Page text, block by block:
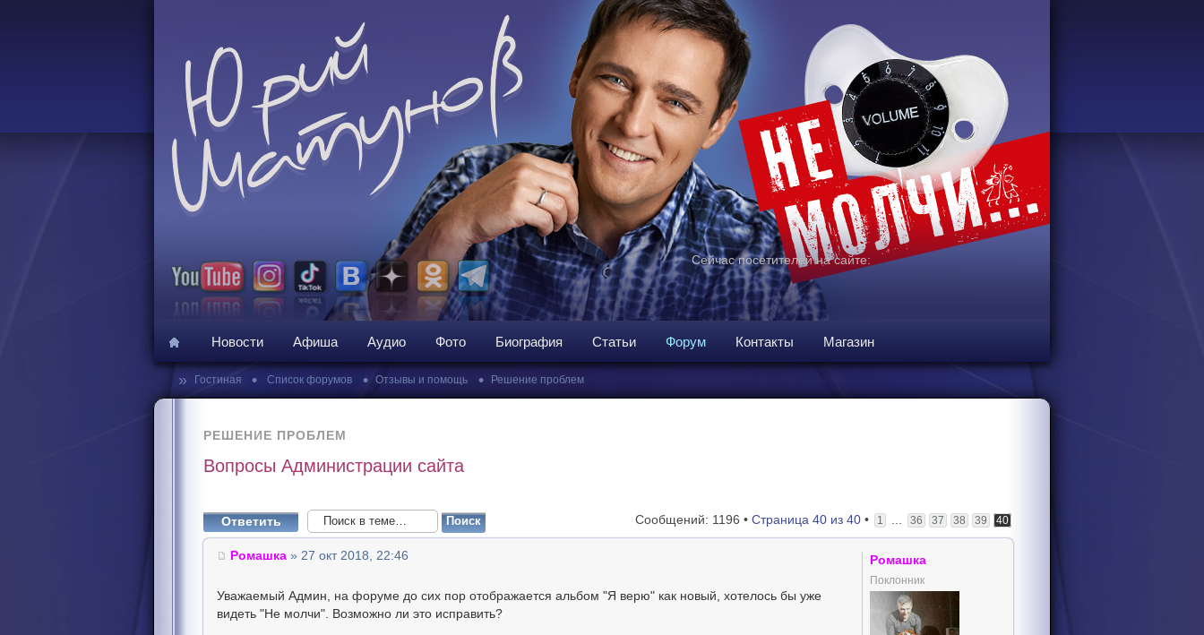
Сейчас посетителей на сайте:
Новости Афиша Аудио Фото Биография Статьи Форум Контакты Магазин
» Гостиная • Список форумов • Отзывы и помощь • Решение проблем
РЕШЕНИЕ ПРОБЛЕМ
Вопросы Администрации сайта
Ответить Сообщений: 1196 • Страница 40 из 40 • 1 ... 36 37 38 39 40
Ромашка » 27 окт 2018, 22:46
Уважаемый Админ, на форуме до сих пор отображается альбом "Я верю" как новый, хотелось бы уже
видеть "Не молчи". Возможно ли это исправить?
Ромашка
Поклонник